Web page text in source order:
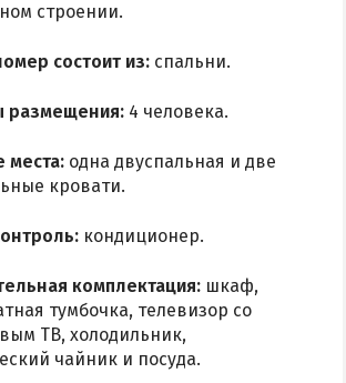
строении.
состоит из: спальни.
размещения: 4 человека.
места: одна двуспальная и две
кровати.
кондиционер.
комплектация: шкаф,
тумбочка, телевизор со
ТВ, холодильник,
чайник и посуда.